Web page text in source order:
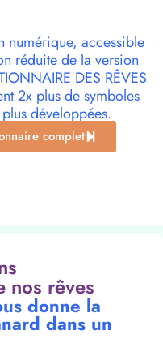
numérique, accessible
réduite de la version
DES RÊVES
2x plus de symboles
développées.
complet
nos rêves
donne la
dans un